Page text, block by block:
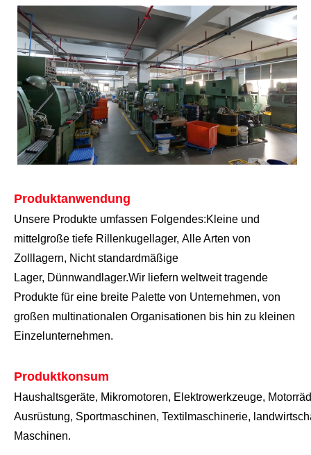
Produktanwendung
Unsere Produkte umfassen Folgendes:Kleine und
mittelgroße tiefe Rillenkugellager, Alle Arten von
Zolllagern, Nicht standardmäßige
Lager, Dünnwandlager.Wir liefern weltweit tragende
Produkte für eine breite Palette von Unternehmen, von
großen multinationalen Organisationen bis hin zu kleinen
Einzelunternehmen.
Produktkonsum
Haushaltsgeräte, Mikromotoren, Elektrowerkzeuge,
Ausrüstung, Sportmaschinen, Textilmaschinerie,
Maschinen.